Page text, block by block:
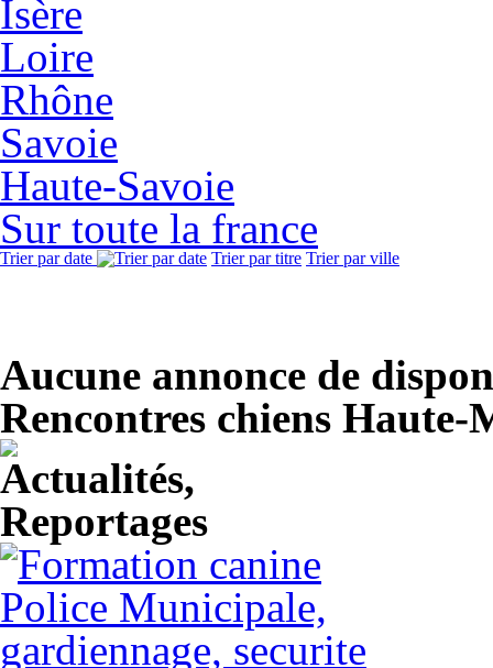
Isère
Loire
Rhône
Savoie
Haute-Savoie
Sur toute la france
Trier par date Trier par titre Trier par ville
Aucune annonce de
Rencontres chiens Haute-